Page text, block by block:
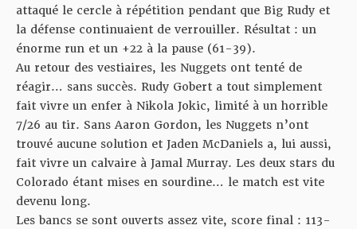
attaqué le cercle à répétition pendant que Big Rudy et
la défense continuaient de verrouiller. Résultat : un
énorme run et un +22 à la pause (61-39).
Au retour des vestiaires, les Nuggets ont tenté de
réagir… sans succès. Rudy Gobert a tout simplement
fait vivre un enfer à Nikola Jokic, limité à un horrible
7/26 au tir. Sans Aaron Gordon, les Nuggets n’ont
trouvé aucune solution et Jaden McDaniels a, lui aussi,
fait vivre un calvaire à Jamal Murray. Les deux stars du
Colorado étant mises en sourdine… le match est vite
devenu long.
Les bancs se sont ouverts assez vite, score final : 113-